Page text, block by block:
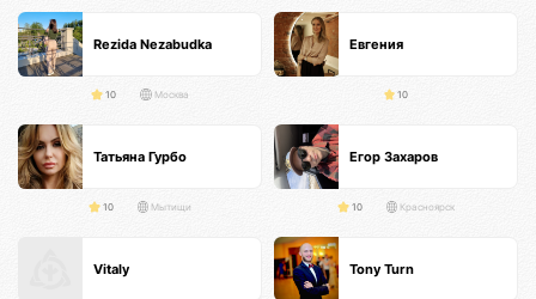
Rezida Nezabudka
10 Москва
Евгения
10
Татьяна Гурбо
10 Мытищи
Егор Захаров
10 Красноярск
Vitaly Tony Turn